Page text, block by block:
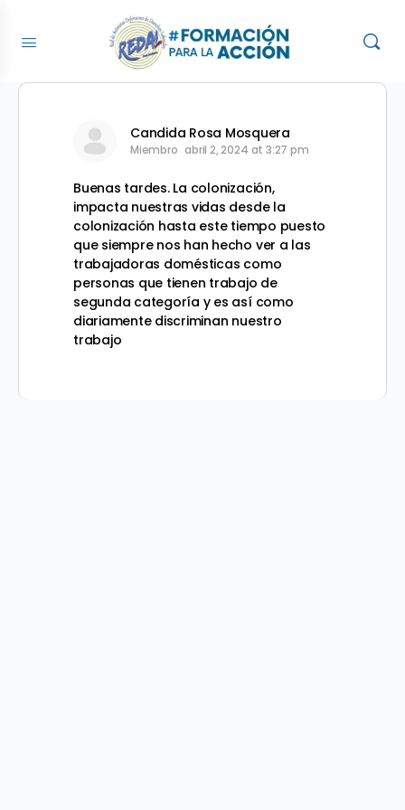
Candida Rosa Mosquera
Miembro abril 2, 2024 at 3:27 pm
Buenas tardes. La colonización,
impacta nuestras vidas desde la
colonización hasta este tiempo puesto
que siempre nos han hecho ver a las
trabajadoras domésticas como
personas que tienen trabajo de
segunda categoría y es así como
diariamente discriminan nuestro
trabajo